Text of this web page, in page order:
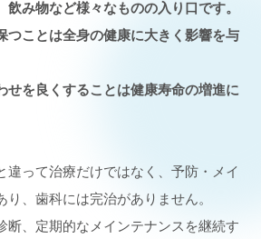
飲み物など様々なものの入り口です。
つことは全身の健康に大きく影響を与
せを良くすることは健康寿命の増進に
違って治療だけではなく、予防・メイ
り、歯科には完治がありません。
断、定期的なメインテナンスを継続す